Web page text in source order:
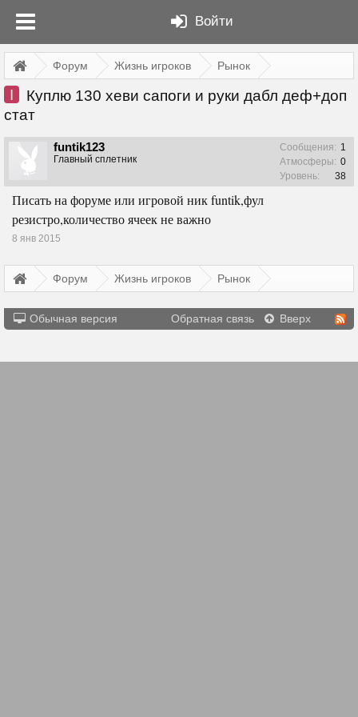
Войти
Форум Жизнь игроков Рынок
I
Куплю 130 хеви сапоги и руки дабл деф+доп
стат
funtik123
Главный сплетник
Сообщения: 1
Атмосферы: 0
Уровень:
38
Писать на форуме или игровой ник funtik,фул
резистро,количество ячеек не важно
8 янв 2015
Форум Жизнь игроков Рынок
Обычная версия Обратная связь Вверх